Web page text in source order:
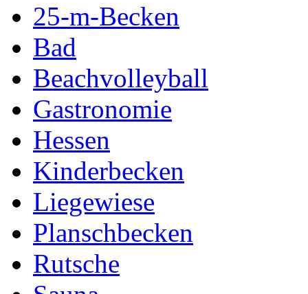
25-m-Becken
Bad
Beachvolleyball
Gastronomie
Hessen
Kinderbecken
Liegewiese
Planschbecken
Rutsche